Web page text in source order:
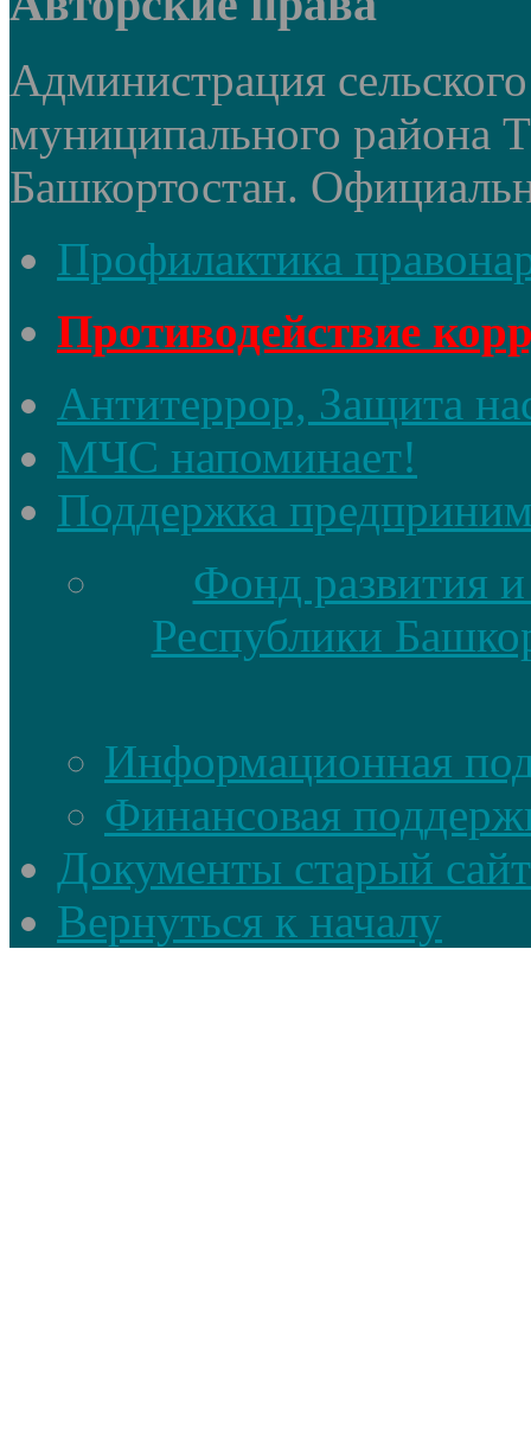
Администрация
муниципального района
Башкортостан.
Профилактика
Противодействие
Антитеррор, Защита
МЧС напоминает!
Поддержка
Фонд развития
Республики
Информационная
Финансовая
Документы старый сайт
Вернуться к началу